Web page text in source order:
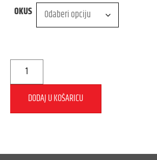
OKUS
DODAJ U KOŠARICU